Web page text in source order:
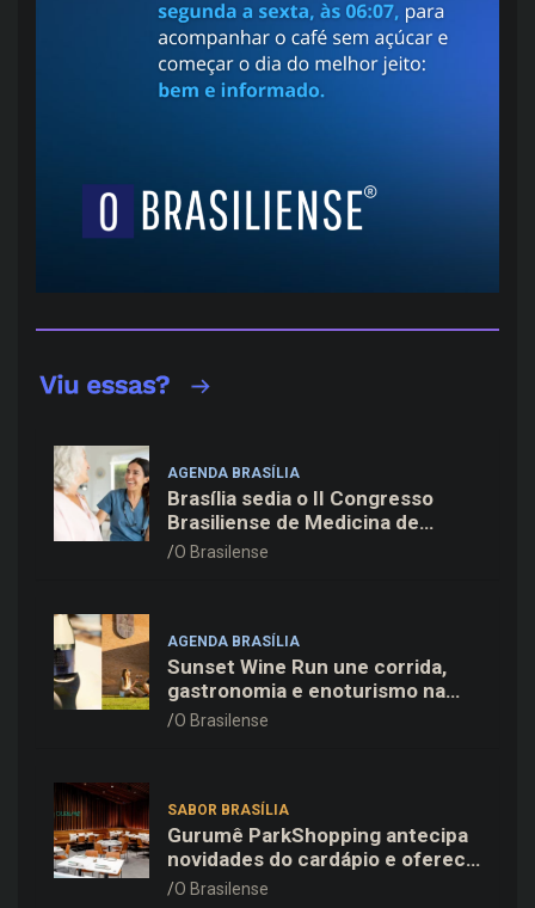
AGENDA BRASÍLIA
Brasília sedia o II Congresso
Brasiliense de Medicina de
Família e Comunidade na Fiocruz
O Brasilense
AGENDA BRASÍLIA
Sunset Wine Run une corrida,
gastronomia e enoturismo na
Vinícola Brasília
O Brasilense
SABOR BRASÍLIA
Gurumê ParkShopping antecipa
novidades do cardápio e oferece
25% de desconto no delivery
O Brasilense